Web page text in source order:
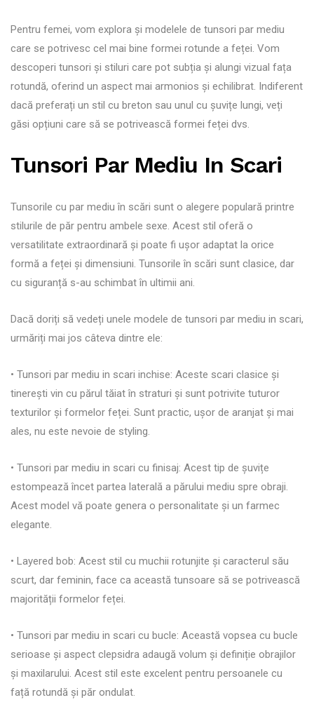
Pentru femei, vom explora și modelele de tunsori par mediu
care se potrivesc cel mai bine formei rotunde a feței. Vom
descoperi tunsori și stiluri care pot subția și alungi vizual fața
rotundă, oferind un aspect mai armonios și echilibrat. Indiferent
dacă preferați un stil cu breton sau unul cu șuvițe lungi, veți
găsi opțiuni care să se potrivească formei feței dvs.
Tunsori Par Mediu In Scari
Tunsorile cu par mediu în scări sunt o alegere populară printre
stilurile de păr pentru ambele sexe. Acest stil oferă o
versatilitate extraordinară și poate fi ușor adaptat la orice
formă a feței și dimensiuni. Tunsorile în scări sunt clasice, dar
cu siguranță s-au schimbat în ultimii ani.
Dacă doriți să vedeți unele modele de tunsori par mediu in scari,
urmăriți mai jos câteva dintre ele:
• Tunsori par mediu in scari inchise: Aceste scari clasice și
tinerești vin cu părul tăiat în straturi și sunt potrivite tuturor
texturilor și formelor feței. Sunt practic, ușor de aranjat și mai
ales, nu este nevoie de styling.
• Tunsori par mediu in scari cu finisaj: Acest tip de șuvițe
estompează încet partea laterală a părului mediu spre obraji.
Acest model vă poate genera o personalitate și un farmec
elegante.
• Layered bob: Acest stil cu muchii rotunjite și caracterul său
scurt, dar feminin, face ca această tunsoare să se potrivească
majorității formelor feței.
• Tunsori par mediu in scari cu bucle: Această vopsea cu bucle
serioase și aspect clepsidra adaugă volum și definiție obrajilor
și maxilarului. Acest stil este excelent pentru persoanele cu
față rotundă și păr ondulat.